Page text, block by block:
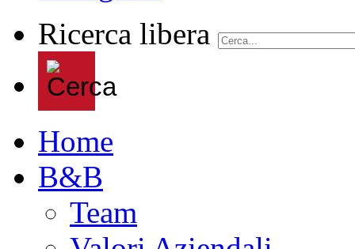
Ricerca libera
Home
B&B
Team